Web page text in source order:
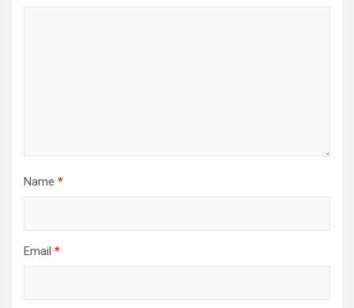
Name *
Email *